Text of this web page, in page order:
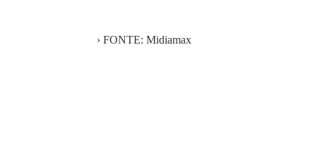
› FONTE: Midiamax